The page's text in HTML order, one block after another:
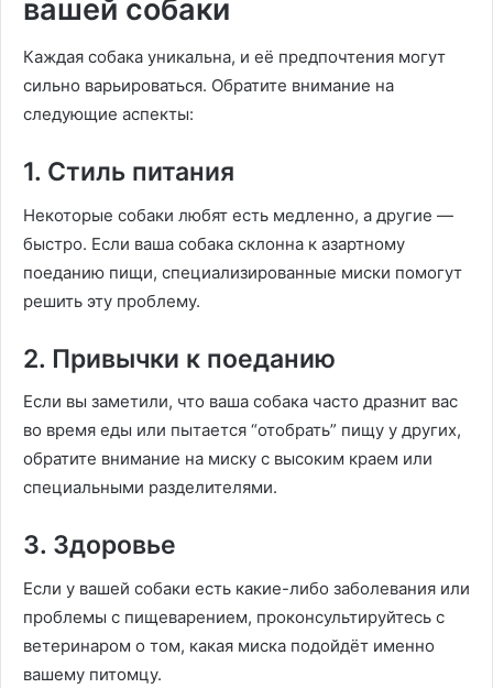
вашей собаки
Каждая собака уникальна, и её предпочтения могут
сильно варьироваться. Обратите внимание на
следующие аспекты:
1. Стиль питания
Некоторые собаки любят есть медленно, а другие —
быстро. Если ваша собака склонна к азартному
поеданию пищи, специализированные миски помогут
решить эту проблему.
2. Привычки к поеданию
Если вы заметили, что ваша собака часто дразнит вас
во время еды или пытается “отобрать” пищу у других,
обратите внимание на миску с высоким краем или
специальными разделителями.
3. Здоровье
Если у вашей собаки есть какие-либо заболевания или
проблемы с пищеварением, проконсультируйтесь с
ветеринаром о том, какая миска подойдёт именно
вашему питомцу.